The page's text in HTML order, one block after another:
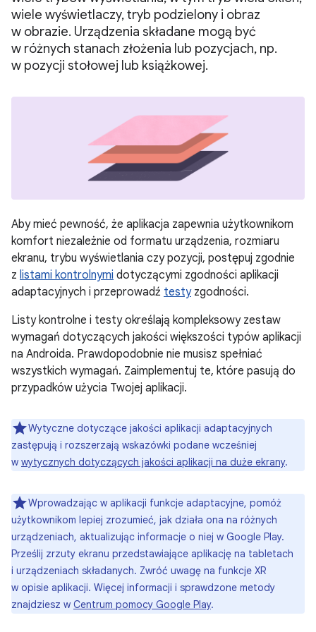
wiele wyświetlaczy, tryb podzielony i obraz
w obrazie. Urządzenia składane mogą być
w różnych stanach złożenia lub pozycjach, np.
w pozycji stołowej lub książkowej.
Aby mieć pewność, że aplikacja zapewnia użytkownikom
komfort niezależnie od formatu urządzenia, rozmiaru
ekranu, trybu wyświetlania czy pozycji, postępuj zgodnie
z listami kontrolnymi dotyczącymi zgodności aplikacji
adaptacyjnych i przeprowadź testyzgodności.
Listy kontrolne i testy określają kompleksowy zestaw
wymagań dotyczących jakości większości typów aplikacji
na Androida. Prawdopodobnie nie musisz spełniać
wszystkich wymagań. Zaimplementuj te, które pasują do
przypadków użycia Twojej aplikacji.
Wytyczne dotyczące jakości aplikacji adaptacyjnych
zastępują i rozszerzają wskazówki podane wcześniej
w wytycznych dotyczących jakości aplikacji na duże ekrany.
Wprowadzając w aplikacji funkcje adaptacyjne, pomóż
użytkownikom lepiej zrozumieć, jak działa ona na różnych
urządzeniach, aktualizując informacje o niej w Google Play.
Prześlij zrzuty ekranu przedstawiające aplikację na tabletach
i urządzeniach składanych. Zwróć uwagę na funkcje XR
w opisie aplikacji. Więcej informacji i sprawdzone metody
znajdziesz w Centrum pomocy Google Play.